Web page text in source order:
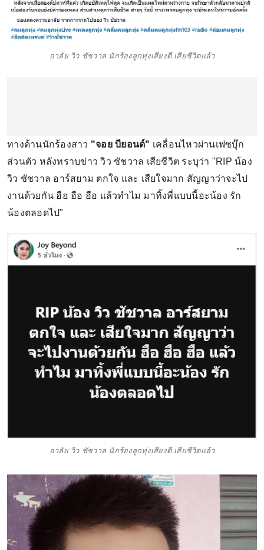
อาลัย วิว ชัชวาล นักร้องลูกทุ่งเสียงดี เสียชีวิตแล้ว
ทางด้านนักร้องสาว "จอย บียอนด์" เคลื่อนไหวผ่านเฟซบุ๊ก
ส่วนตัว หลังทราบข่าว วิว ชัชวาล เสียชีวิต ระบุว่า "RIP น้อง
วิว ชัชวาล อาร์สยาม ตกใจ และ เสียใจมาก สัญญาว่าจะไป
งานด้วยกัน ฮือ ฮือ ฮือ แล้วทำไม มาทิ้งพี่แบบนี้อะน้อง รัก
น้องตลอดไป"
อาลัย วิว ชัชวาล นักร้องลูกทุ่งเสียงดี เสียชีวิตแล้ว